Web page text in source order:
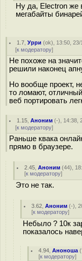
Ну да, Electron же
мегабайты
1.7 ,Урри (ok), 13:50, 23/
[к модератору]
Не похоже на
решили наконец
Но вообще проект,
то ломают,
веб портировать
1.15 ,Аноним (-), 14:38,
[к модератору]
Раньше квака
прямо в браузере.
2.45 ,Аноним (44),
[к модератору]
Это не так.
3.62 ,Аноним (-),
[к модератору]
Небыло ? 10к
показалось
4.94 ,Аноноша (
[к модератору]